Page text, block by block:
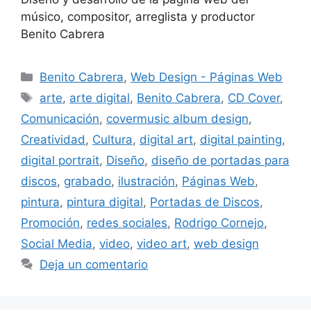
músico, compositor, arreglista y productor
Benito Cabrera
Benito Cabrera,Web Design - Páginas Web
arte, arte digital, Benito Cabrera, CD Cover,
Comunicación, covermusic album design,
Creatividad , Cultura, digital art, digital painting,
digital portrait, Diseño, diseño de portadas para
discos, grabado, ilustración, Páginas Web,
pintura, pintura digital, Portadas de Discos,
Promoción, redes sociales, Rodrigo Cornejo,
Social Media, video, video art, web design
Deja un comentario